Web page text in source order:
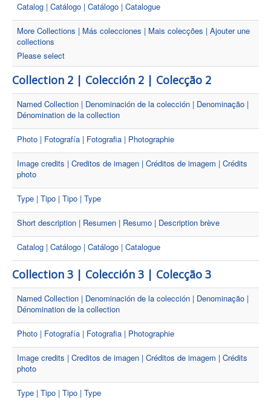
Catalog | Catálogo | Catálogo | Catalogue
More Collections | Más colecciones | Mais colecções | Ajouter une
collections
Please select
Collection 2 | Colección 2 | Colecção 2
Named Collection | Denominación de la colección | Denominação |
Dénomination de la collection
Photo | Fotografía | Fotografia | Photographie
Image credits | Creditos de imagen | Créditos de imagem | Crédits
photo
Type | Tipo | Tipo | Type
Short description | Resumen | Resumo | Description brève
Catalog | Catálogo | Catálogo | Catalogue
Collection 3 | Colección 3 | Colecção 3
Named Collection | Denominación de la colección | Denominação |
Dénomination de la collection
Photo | Fotografía | Fotografia | Photographie
Image credits | Creditos de imagen | Créditos de imagem | Crédits
photo
Type | Tipo | Tipo | Type